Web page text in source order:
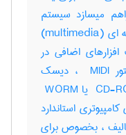
میسازد سیستم
تالیف که اغلب در عناوین چند رسانه ای (‎multimedia)
اضافی در
سیستم مانند کارت صوتی ، آداپتور ‎ MIDI ، دیسک
گردان نوری مانند دیسک گردان ‎ CD-ROM یا ‎ WORM
استاندارد
، بخصوص برای